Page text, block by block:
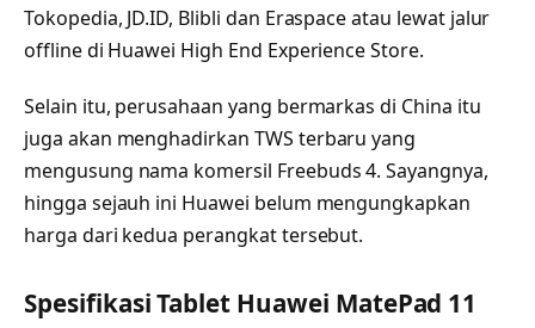
Tokopedia, JD.ID, Blibli dan Eraspace atau lewat jalur
offline di Huawei High End Experience Store.
Selain itu, perusahaan yang bermarkas di China itu
juga akan menghadirkan TWS terbaru yang
mengusung nama komersil Freebuds 4. Sayangnya,
hingga sejauh ini Huawei belum mengungkapkan
harga dari kedua perangkat tersebut.
Spesifikasi Tablet Huawei MatePad 11